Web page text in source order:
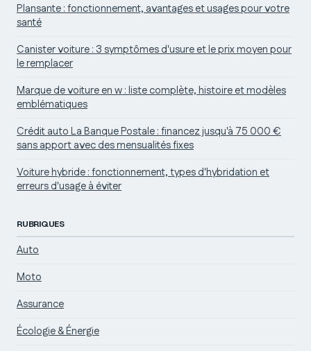
Plansante : fonctionnement, avantages et usages pour votre
santé
Canister voiture : 3 symptômes d'usure et le prix moyen pour
le remplacer
Marque de voiture en w : liste complète, histoire et modèles
emblématiques
Crédit auto La Banque Postale : financez jusqu'à 75 000 €
sans apport avec des mensualités fixes
Voiture hybride : fonctionnement, types d'hybridation et
erreurs d'usage à éviter
RUBRIQUES
Auto
Moto
Assurance
Écologie & Énergie